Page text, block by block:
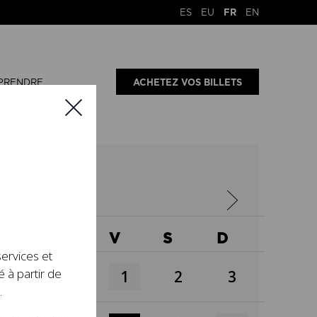
ES EU FR EN
ACHETEZ VOS BILLETS
V S D
1 2 3
et
à partir de